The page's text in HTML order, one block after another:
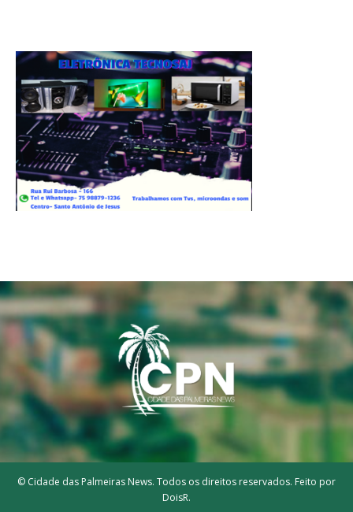
© Cidade das Palmeiras News. Todos os direitos reservados. Feito por
DoisR.